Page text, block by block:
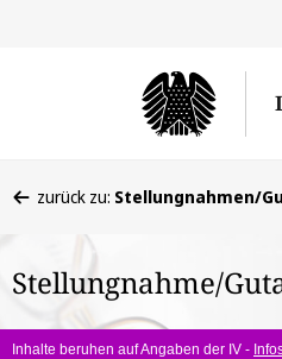
befinden
hier:
zurück zu: Stellungnahmen/
Stellungnahme/
Inhalte beruhen auf Angaben der IV -